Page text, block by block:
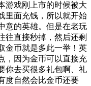
游戏刚上市的时候被大
里面充钱，所以就开始
意的英雄。但是在老玩
往直接秒掉，然后还剩
金币就是多此一举！英
，因为金币可以直接充
你去买很多礼包啊、礼
度自然会比金币还要